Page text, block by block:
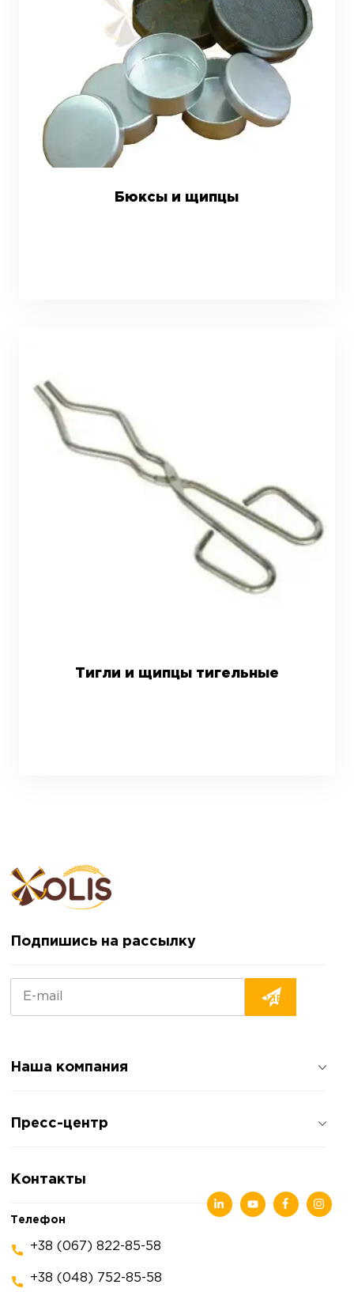
Бюксы и щипцы
Тигли и щипцы тигельные
Подпишись на рассылку
Наша компания
Отзывы о компании
Пресс-центр
Статьи
Контакты
Телефон
+38 (067) 822-85-58
+38 (048) 752-85-58